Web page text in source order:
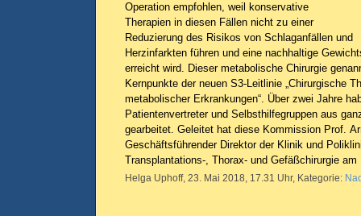
Operation empfohlen, weil konservative
Therapien in diesen Fällen nicht zu einer
Reduzierung des Risikos von Schlaganfällen und
Herzinfarkten führen und eine nachhaltige
erreicht wird. Dieser metabolische Chirurgie
Kernpunkte der neuen S3-Leitlinie „Chirurgische
metabolischer Erkrankungen“. Über zwei Jahre
Patientenvertreter und Selbsthilfegruppen aus
gearbeitet. Geleitet hat diese Kommission Prof.
Geschäftsführender Direktor der Klinik und
Transplantations-, Thorax- und Gefäßchirurgie
Helga Uphoff, 23. Mai 2018, 17.31 Uhr, Kategorie: